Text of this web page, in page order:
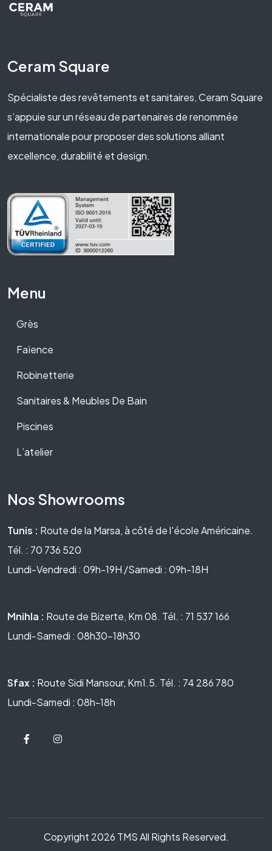
Ceram Square
Spécialiste des revêtements et sanitaires, Ceram Square
s’appuie sur un réseau de partenaires de renommée
internationale pour proposer des solutions alliant
excellence, durabilité et design.
Menu
Grès
Faïence
Robinetterie
Sanitaires & Meubles De Bain
Piscines
L’atelier
Nos Showrooms
Tunis : Route de la Marsa, à côté de l'école Américaine.
Tél. : 70 736 520
Lundi-Vendredi : 09h-19H /Samedi : 09h-18H
Mnihla : Route de Bizerte, Km 08. Tél. : 71 537 166
Lundi-Samedi : 08h30-18h30
Sfax : Route Sidi Mansour, Km1.5. Tél. : 74 286 780
Lundi-Samedi : 08h-18h
Copyright 2026 TMS All Rights Reserved.